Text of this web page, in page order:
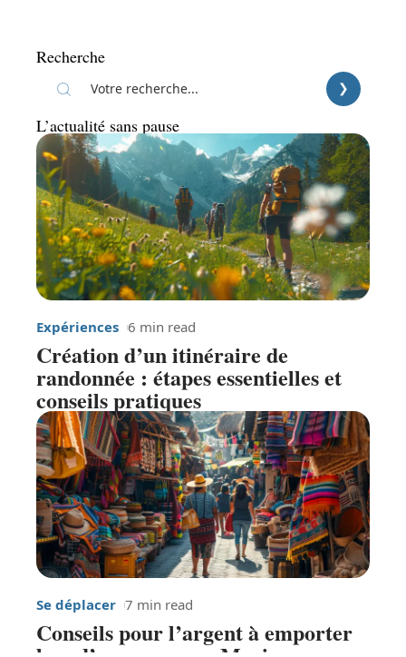
Recherche
L’actualité sans pause
Expériences 6 min read
Création d’un itinéraire de
randonnée : étapes essentielles et
conseils pratiques
Se déplacer 7 min read
Conseils pour l’argent à emporter